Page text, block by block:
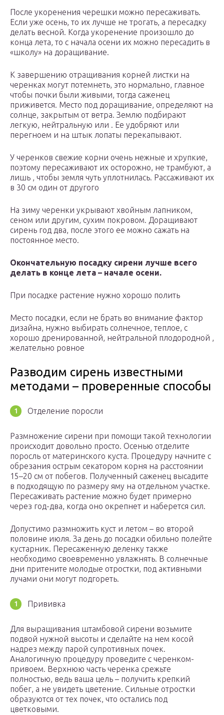
После укоренения черешки можно пересаживать.
Если уже осень, то их лучше не трогать, а пересадку
делать весной. Когда укоренение произошло до
конца лета, то с начала осени их можно пересадить в
«школу» на доращивание.
К завершению отращивания корней листки на
черенках могут потемнеть, это нормально, главное
чтобы почки были живыми, тогда саженец
приживется. Место под доращивание, определяют на
солнце, закрытым от ветра. Землю подбирают
легкую, нейтральную или . Ее удобряют или
перегноем и на штык лопаты перекапывают.
У черенков свежие корни очень нежные и хрупкие,
поэтому пересаживают их осторожно, не трамбуют, а
лишь , чтобы земля чуть уплотнилась. Рассаживают их
в 30 см один от другого
На зиму черенки укрывают хвойным лапником,
сеном или другим, сухим покровом. Доращивают
сирень год два, после этого ее можно сажать на
постоянное место.
Окончательную посадку сирени лучше всего
делать в конце лета – начале осени.
При посадке растение нужно хорошо полить
Место посадки, если не брать во внимание фактор
дизайна, нужно выбирать солнечное, теплое, с
хорошо дренированной, нейтральной плодородной ,
желательно ровное
Разводим сирень известными
методами – проверенные способы
Отделение поросли
Размножение сирени при помощи такой технологии
происходит довольно просто. Осенью отделите
поросль от материнского куста. Процедуру начните с
обрезания острым секатором корня на расстоянии
15–20 см от побегов. Полученный саженец высадите
в подходящую по размеру яму на отдельном участке.
Пересаживать растение можно будет примерно
через год-два, когда оно окрепнет и наберется сил.
Допустимо размножить куст и летом – во второй
половине июля. За день до посадки обильно полейте
кустарник. Пересаженную деленку также
необходимо своевременно увлажнять. В солнечные
дни притените молодые отростки, под активными
лучами они могут подгореть.
Прививка
Для выращивания штамбовой сирени возьмите
подвой нужной высоты и сделайте на нем косой
надрез между парой супротивных почек.
Аналогичную процедуру проведите с черенком-
привоем. Верхнюю часть черенка срежьте
полностью, ведь ваша цель – получить крепкий
побег, а не увидеть цветение. Сильные отростки
образуются от тех почек, что остались под
цветковыми.